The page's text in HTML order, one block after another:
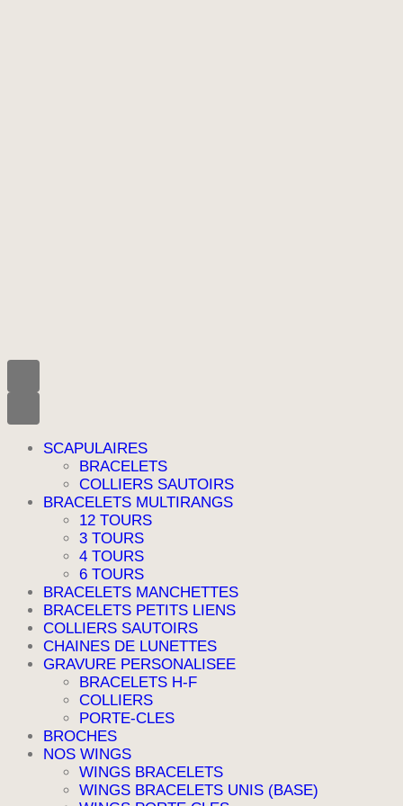
SCAPULAIRES
BRACELETS
COLLIERS SAUTOIRS
BRACELETS MULTIRANGS
12 TOURS
3 TOURS
4 TOURS
6 TOURS
BRACELETS MANCHETTES
BRACELETS PETITS LIENS
COLLIERS SAUTOIRS
CHAINES DE LUNETTES
GRAVURE PERSONALISEE
BRACELETS H-F
COLLIERS
PORTE-CLES
BROCHES
NOS WINGS
WINGS BRACELETS
WINGS BRACELETS UNIS (BASE)